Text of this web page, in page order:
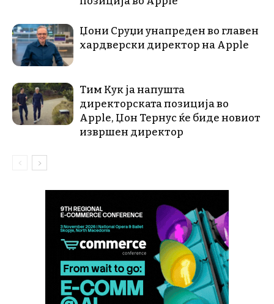
Џони Сруџи унапреден во главен
хардверски директор на Apple
Тим Кук ја напушта
директорската позиција во
Apple, Џон Тернус ќе биде новиот
извршен директор